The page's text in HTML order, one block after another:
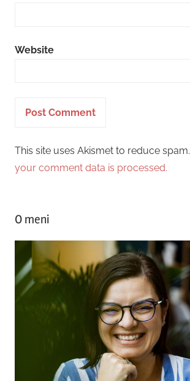
Website
This site uses Akismet to reduce spam.
your comment data is processed.
O meni